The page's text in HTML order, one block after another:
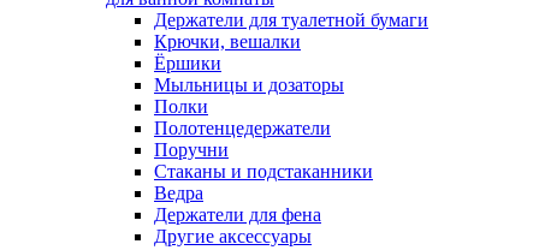
Держатели для туалетной бумаги
Крючки, вешалки
Ёршики
Мыльницы и дозаторы
Полки
Полотенцедержатели
Поручни
Стаканы и подстаканники
Ведра
Держатели для фена
Другие аксессуары